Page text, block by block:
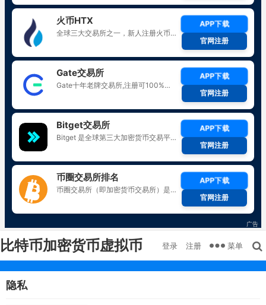
比特币加密货币虚拟币 登录 注册 菜单
隐私